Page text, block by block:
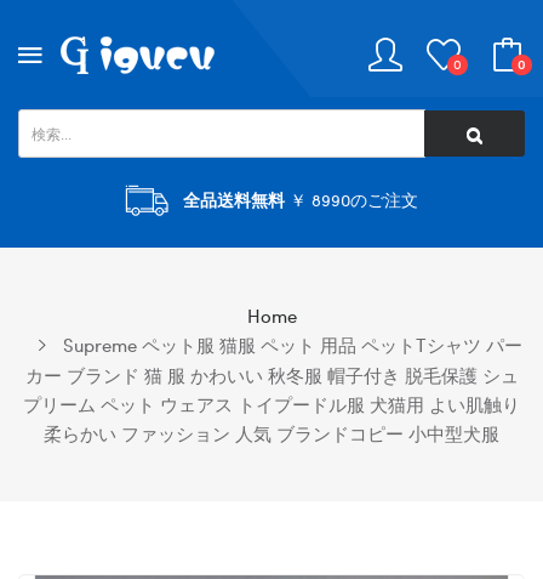
0 0
全品送料無料￥ 8990のご注文
Home
Supreme ペット服 猫服 ペット 用品 ペットTシャツ パー
カー ブランド 猫 服 かわいい 秋冬服 帽子付き 脱毛保護 シュ
プリーム ペット ウェアス トイプードル服 犬猫用 よい肌触り
柔らかい ファッション 人気 ブランドコピー 小中型犬服